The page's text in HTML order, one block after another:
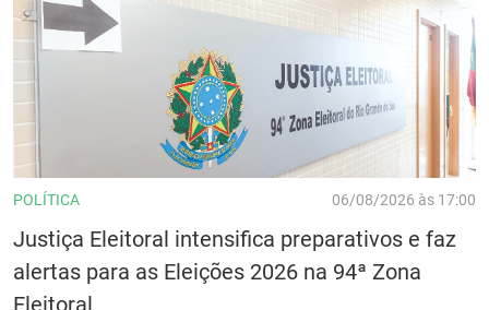
POLÍTICA 06/08/2026 às 17:00
Justiça Eleitoral intensifica preparativos e faz
alertas para as Eleições 2026 na 94ª Zona